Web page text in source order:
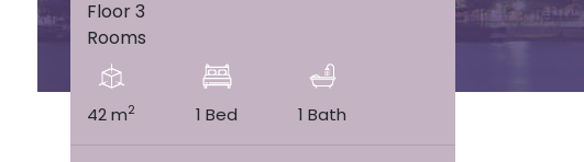
Floor 3
Rooms
42 m2 1 Bed 1 Bath